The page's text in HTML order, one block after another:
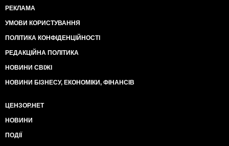
РЕКЛАМА
УМОВИ КОРИСТУВАННЯ
ПОЛІТИКА КОНФІДЕНЦІЙНОСТІ
РЕДАКЦІЙНА ПОЛІТИКА
НОВИНИ СВІЖІ
НОВИНИ БІЗНЕСУ, ЕКОНОМІКИ, ФІНАНСІВ
ЦЕНЗОР.НЕТ
НОВИНИ
ПОДІЇ